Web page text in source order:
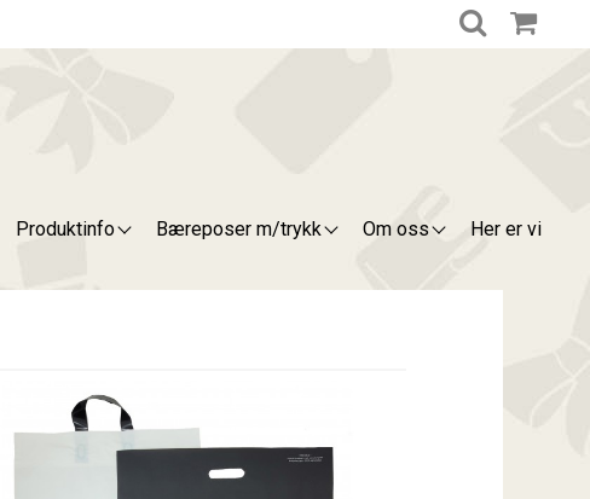
Produktinfo Bæreposer m/trykk Om oss Her er vi